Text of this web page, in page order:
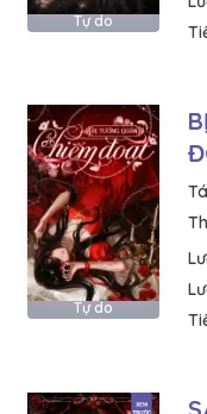
Tự do
Tự do